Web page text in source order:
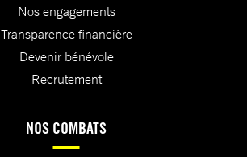
Nos engagements
Transparence financière
Devenir bénévole
Recrutement
NOS COMBATS